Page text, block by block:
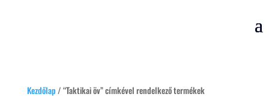
Kezdőlap / “Taktikai öv” címkével rendelkező termékek